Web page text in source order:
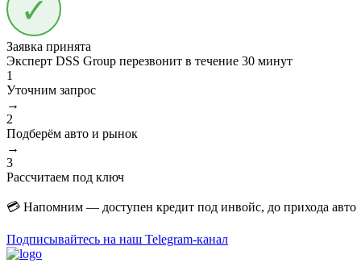
Заявка принята
Эксперт DSS Group перезвонит в течение 30 минут
1
Уточним запрос
→
2
Подберём авто и рынок
→
3
Рассчитаем под ключ
💳 Напомним — доступен кредит под инвойс, до прихода авто
Подписывайтесь на наш Telegram-канал